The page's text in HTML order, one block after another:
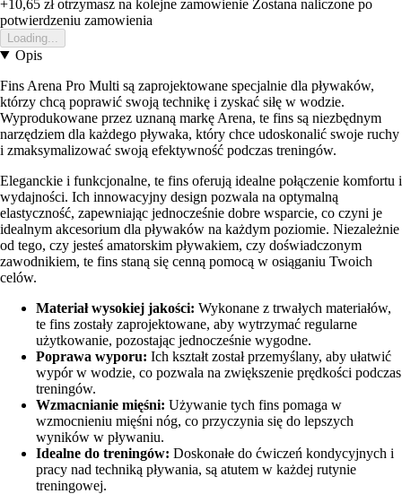
+10,65 złotrzymasz na kolejne zamowienie Zostana naliczone po
potwierdzeniu zamowienia
Loading...
Opis
Fins Arena Pro Multi są zaprojektowane specjalnie dla pływaków,
którzy chcą poprawić swoją technikę i zyskać siłę w wodzie.
Wyprodukowane przez uznaną markę Arena, te fins są niezbędnym
narzędziem dla każdego pływaka, który chce udoskonalić swoje ruchy
i zmaksymalizować swoją efektywność podczas treningów.
Eleganckie i funkcjonalne, te fins oferują idealne połączenie komfortu i
wydajności. Ich innowacyjny design pozwala na optymalną
elastyczność, zapewniając jednocześnie dobre wsparcie, co czyni je
idealnym akcesorium dla pływaków na każdym poziomie. Niezależnie
od tego, czy jesteś amatorskim pływakiem, czy doświadczonym
zawodnikiem, te fins staną się cenną pomocą w osiąganiu Twoich
celów.
Materiał wysokiej jakości: Wykonane z trwałych materiałów,
te fins zostały zaprojektowane, aby wytrzymać regularne
użytkowanie, pozostając jednocześnie wygodne.
Poprawa wyporu: Ich kształt został przemyślany, aby ułatwić
wypór w wodzie, co pozwala na zwiększenie prędkości podczas
treningów.
Wzmacnianie mięśni: Używanie tych fins pomaga w
wzmocnieniu mięśni nóg, co przyczynia się do lepszych
wyników w pływaniu.
Idealne do treningów: Doskonałe do ćwiczeń kondycyjnych i
pracy nad techniką pływania, są atutem w każdej rutynie
treningowej.